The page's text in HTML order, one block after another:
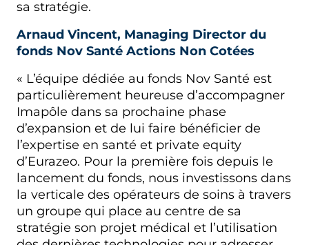
sa stratégie.
Arnaud Vincent, Managing Director du
fonds Nov Santé Actions Non Cotées
« L’équipe dédiée au fonds Nov Santé est
particulièrement heureuse d’accompagner
Imapôle dans sa prochaine phase
d’expansion et de lui faire bénéficier de
l’expertise en santé et private equity
d’Eurazeo. Pour la première fois depuis le
lancement du fonds, nous investissons dans
la verticale des opérateurs de soins à travers
un groupe qui place au centre de sa
stratégie son projet médical et l’utilisation